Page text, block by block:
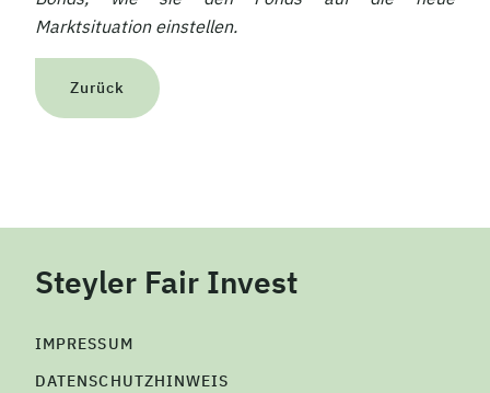
Marktsituation einstellen.
Zurück
Steyler Fair Invest
IMPRESSUM
DATENSCHUTZHINWEIS